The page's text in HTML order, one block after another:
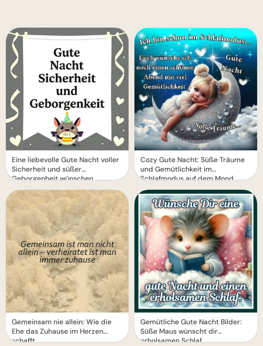
Eine liebevolle Gute Nacht voller
Sicherheit und süßer
Geborgenheit wünschen
Gemeinsam nie allein: Wie die
Ehe das Zuhause im Herzen
schafft
Cozy Gute Nacht: Süße Träume
und Gemütlichkeit im
Schlafmodus auf dem Mond
Gemütliche Gute Nacht Bilder:
Süße Maus wünscht dir
erholsamen Schlaf